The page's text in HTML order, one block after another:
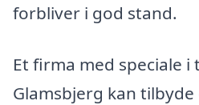
forbliver i god stand.
Et firma med speciale
Glamsbjerg kan